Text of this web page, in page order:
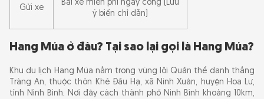
Gửi xe
Bãi xe miễn phí ngay cổng (Lưu
ý biển chỉ dẫn)
Hang Múa ở đâu? Tại sao lại gọi là Hang Múa?
Khu du lịch Hang Múa nằm trong vùng lõi Quần thể danh thắng
Tràng An, thuộc thôn Khê Đầu Hạ, xã Ninh Xuân, huyện Hoa Lư,
tỉnh Ninh Bình. Nơi đây cách thành phố Ninh Bình khoảng 10km,